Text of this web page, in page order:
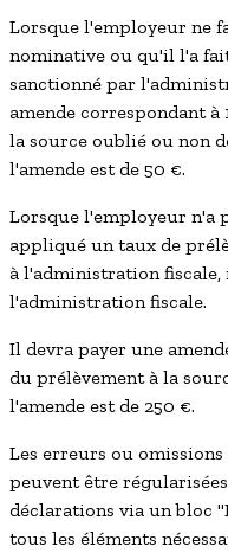
Lorsque l'employeur ne
nominative ou qu'il l'a
sanctionné par
amende correspondant à
la source oublié ou non
l'amende est de 50 €.
Lorsque l'employeur n'a
appliqué un taux de
à l'administration
l'administration fiscale.
Il devra payer une
du prélèvement à la
l'amende est de 250 €.
Les erreurs ou
peuvent être
déclarations via un bloc
tous les éléments